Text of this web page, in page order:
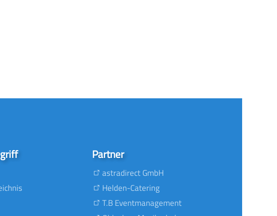
Partner
astradirect GmbH
Helden-Catering
T.B Eventmanagement